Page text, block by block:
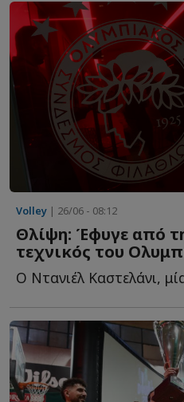
Volley | 26/06 - 08:12
Θλίψη: Έφυγε από
τεχνικός του